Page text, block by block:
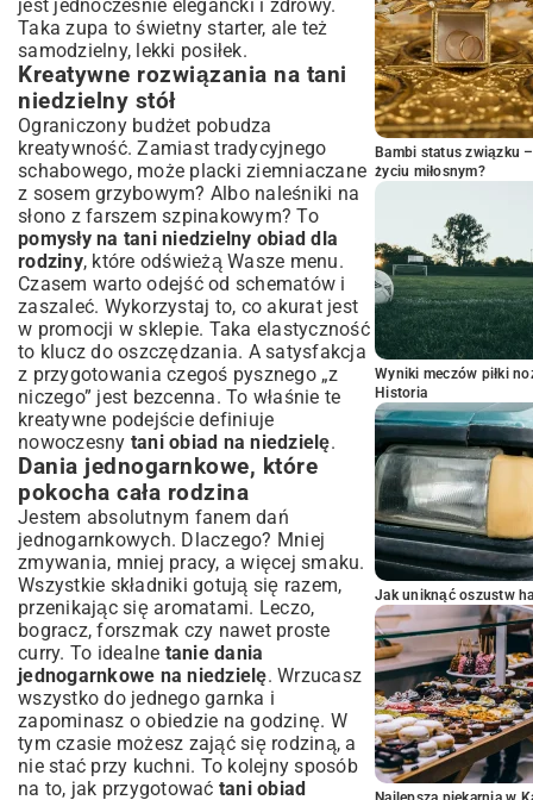
jest jednocześnie elegancki i zdrowy.
Taka zupa to świetny starter, ale też
samodzielny, lekki posiłek.
Kreatywne rozwiązania na tani
niedzielny stół
Ograniczony budżet pobudza
kreatywność. Zamiast tradycyjnego
schabowego, może placki ziemniaczane
z sosem grzybowym? Albo naleśniki na
słono z farszem szpinakowym? To
pomysły na tani niedzielny obiad dla
rodziny, które odświeżą Wasze menu.
Czasem warto odejść od schematów i
zaszaleć. Wykorzystaj to, co akurat jest
w promocji w sklepie. Taka elastyczność
to klucz do oszczędzania. A satysfakcja
z przygotowania czegoś pysznego „z
niczego” jest bezcenna. To właśnie te
kreatywne podejście definiuje
nowoczesny tani obiad na niedzielę.
Dania jednogarnkowe, które
pokocha cała rodzina
Jestem absolutnym fanem dań
jednogarnkowych. Dlaczego? Mniej
zmywania, mniej pracy, a więcej smaku.
Wszystkie składniki gotują się razem,
przenikając się aromatami. Leczo,
bogracz, forszmak czy nawet proste
curry. To idealne tanie dania
jednogarnkowe na niedzielę. Wrzucasz
wszystko do jednego garnka i
zapominasz o obiedzie na godzinę. W
tym czasie możesz zająć się rodziną, a
nie stać przy kuchni. To kolejny sposób
na to, jak przygotować tani obiad
Bambi status związku
życiu miłosnym?
Wyniki meczów piłki
Historia
Jak uniknąć oszustw